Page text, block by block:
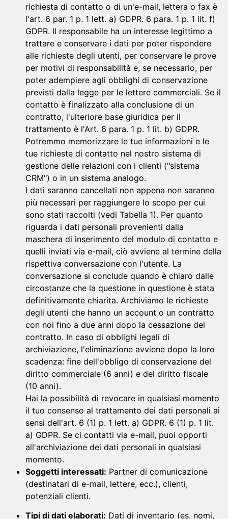
richiesta di contatto o di un'e-mail, lettera o fax è
l'art. 6 par. 1 p. 1 lett. a) GDPR. 6 para. 1 p. 1 lit. f)
GDPR. Il responsabile ha un interesse legittimo a
trattare e conservare i dati per poter rispondere
alle richieste degli utenti, per conservare le prove
per motivi di responsabilità e, se necessario, per
poter adempiere agli obblighi di conservazione
previsti dalla legge per le lettere commerciali. Se il
contatto è finalizzato alla conclusione di un
contratto, l'ulteriore base giuridica per il
trattamento è l'Art. 6 para. 1 p. 1 lit. b) GDPR.
Potremmo memorizzare le tue informazioni e le
tue richieste di contatto nel nostro sistema di
gestione delle relazioni con i clienti ("sistema
CRM") o in un sistema analogo.
I dati saranno cancellati non appena non saranno
più necessari per raggiungere lo scopo per cui
sono stati raccolti (vedi Tabella 1). Per quanto
riguarda i dati personali provenienti dalla
maschera di inserimento del modulo di contatto e
quelli inviati via e-mail, ciò avviene al termine della
rispettiva conversazione con l'utente. La
conversazione si conclude quando è chiaro dalle
circostanze che la questione in questione è stata
definitivamente chiarita. Archiviamo le richieste
degli utenti che hanno un account o un contratto
con noi fino a due anni dopo la cessazione del
contratto. In caso di obblighi legali di
archiviazione, l'eliminazione avviene dopo la loro
scadenza: fine dell'obbligo di conservazione del
diritto commerciale (6 anni) e del diritto fiscale
(10 anni).
Hai la possibilità di revocare in qualsiasi momento
il tuo consenso al trattamento dei dati personali ai
sensi dell'art. 6 (1) p. 1 lett. a) GDPR. 6 (1) p. 1 lit.
a) GDPR. Se ci contatti via e-mail, puoi opporti
all'archiviazione dei dati personali in qualsiasi
momento.
Soggetti interessati: Partner di comunicazione
(destinatari di e-mail, lettere, ecc.), clienti,
potenziali clienti.
Tipi di dati elaborati: Dati di inventario (es. nomi,